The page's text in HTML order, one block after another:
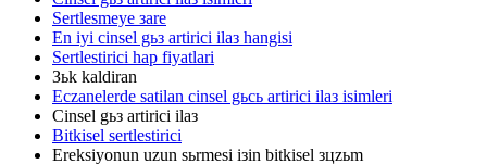
Sertlesmeye зare
En iyi cinsel gьз artirici ilaз hangisi
Sertlestirici hap fiyatlari
Зьk kaldiran
Eczanelerde satilan cinsel gьcь artirici ilaз isimleri
Cinsel gьз artirici ilaз
Bitkisel sertlestirici
Ereksiyonun uzun sьrmesi iзin bitkisel зцzьm